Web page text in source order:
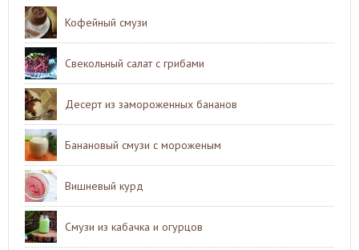
Кофейный смузи
Свекольный салат с грибами
Десерт из замороженных бананов
Банановый смузи с мороженым
Вишневый курд
Смузи из кабачка и огурцов